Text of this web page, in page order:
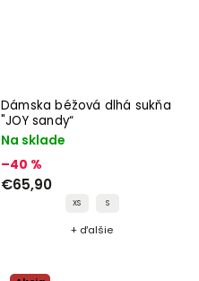
Dámska béžová dlhá sukňa
"JOY sandy“
Na sklade
–40 %
€65,90
XS S
+ ďalšie